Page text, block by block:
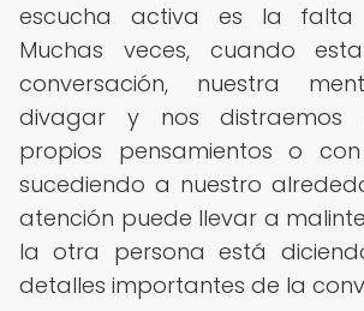
escucha activa es la falta
Muchas veces, cuando
conversación, nuestra
divagar y nos distraemos
propios pensamientos o
sucediendo a nuestro
atención puede llevar a
la otra persona está
detalles importantes de la